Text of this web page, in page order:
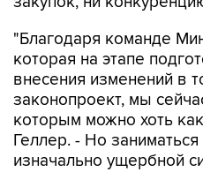
"Благодаря команде
которая на этапе
внесения изменений в
законопроект, мы
которым можно хоть
Геллер. - Но
изначально ущербной